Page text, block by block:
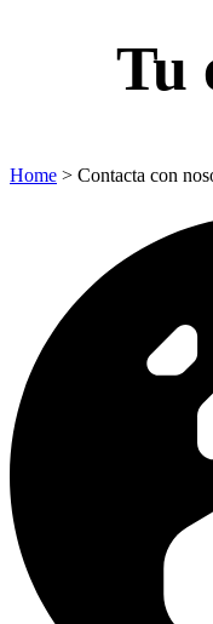
Tu
Home > Contacta con